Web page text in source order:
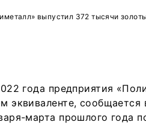
Золото
выпустил 372 тысячи
года предприятия
эквиваленте, сообщается
марта прошлого года